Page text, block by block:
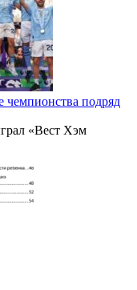
чемпионства подряд
«Вест Хэм